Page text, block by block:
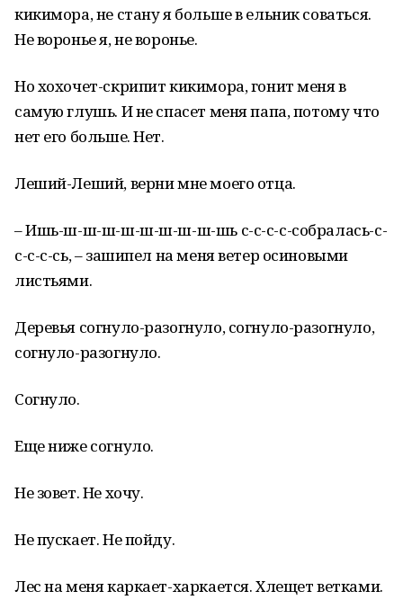
кикимора, не стану я больше в ельник соваться.
Не воронье я, не воронье.
Но хохочет-скрипит кикимора, гонит меня в
самую глушь. И не спасет меня папа, потому что
нет его больше. Нет.
Леший-Леший, верни мне моего отца.
– Ишь-ш-ш-ш-ш-ш-ш-ш-ш-шь с-с-с-с-собралась-с-
с-с-с-сь, – зашипел на меня ветер осиновыми
листьями.
Деревья согнуло-разогнуло, согнуло-разогнуло,
согнуло-разогнуло.
Согнуло.
Еще ниже согнуло.
Не зовет. Не хочу.
Не пускает. Не пойду.
Лес на меня каркает-харкается. Хлещет ветками.